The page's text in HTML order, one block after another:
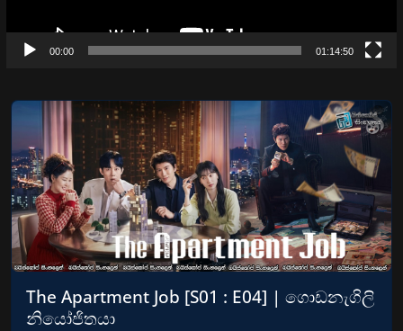
00:00 01:14:50
The Apartment Job [S01 : E04] | ගොඩනැගිලි
නියෝජිතයා